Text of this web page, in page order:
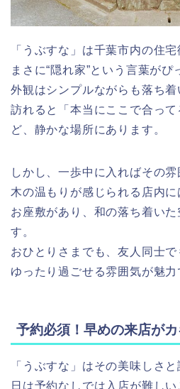
「うぶすな」は千葉市内の住
まさに“隠れ家”という言葉がぴ
外観はシンプルながらも落ち
訪れると「本当にここで合っ
ど、静かな場所にあります。
しかし、一歩中に入ればその雰
木の温もりが感じられる店内
お座敷があり、和の落ち着い
す。
おひとりさまでも、友人同士で
ゆったり過ごせる雰囲気が魅力
予約必須！早めの来店が
「うぶすな」はその美味しさ
日は予約なしでは入店が難しい